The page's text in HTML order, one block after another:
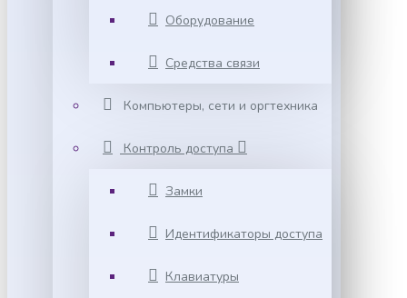
Оборудование
Средства связи
Компьютеры, сети и оргтехника
Контроль доступа
Замки
Идентификаторы доступа
Клавиатуры